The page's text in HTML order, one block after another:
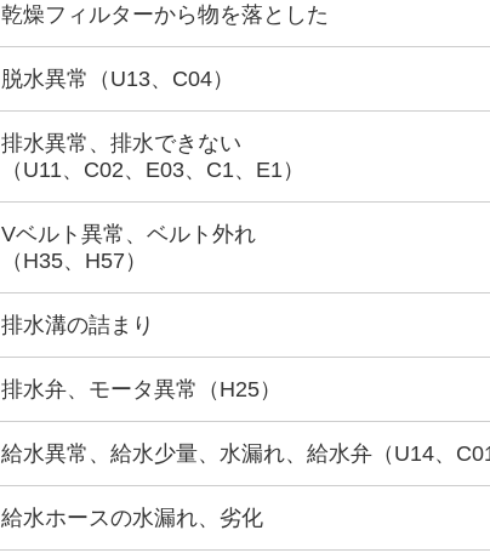
乾燥フィルターから物を落とした
脱水異常（U13、C04）
排水異常、排水できない
（U11、C02、E03、C1、E1）
Vベルト異常、ベルト外れ
（H35、H57）
排水溝の詰まり
排水弁、モータ異常（H25）
給水異常、給水少量、水漏れ、給水弁（U14、
給水ホースの水漏れ、劣化